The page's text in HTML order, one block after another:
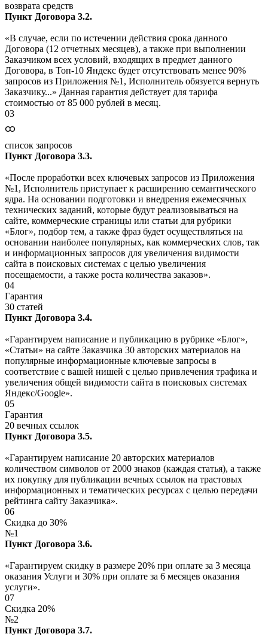
возврата средств
Пункт Договора 3.2.
«В случае, если по истечении действия срока данного
Договора (12 отчетных месяцев), а также при выполнении
Заказчиком всех условий, входящих в предмет данного
Договора, в Топ-10 Яндекс будет отсутствовать менее 90%
запросов из Приложения №1, Исполнитель обязуется вернуть
Заказчику...» Данная гарантия действует для тарифа
стоимостью от 85 000 рублей в месяц.
03
ထ
список запросов
Пункт Договора 3.3.
«После проработки всех ключевых запросов из Приложения
№1, Исполнитель приступает к расширению семантического
ядра. На основании подготовки и внедрения ежемесячных
технических заданий, которые будут реализовываться на
сайте, коммерческие страницы или статьи для рубрики
«Блог», подбор тем, а также фраз будет осуществляться на
основании наиболее популярных, как коммерческих слов, так
и информационных запросов для увеличения видимости
сайта в поисковых системах с целью увеличения
посещаемости, а также роста количества заказов».
04
Гарантия
30 статей
Пункт Договора 3.4.
«Гарантируем написание и публикацию в рубрике «Блог»,
«Статьи» на сайте Заказчика 30 авторских материалов на
популярные информационные ключевые запросы в
соответствие с вашей нишей с целью привлечения трафика и
увеличения общей видимости сайта в поисковых системах
Яндекс/Google».
05
Гарантия
20 вечных ссылок
Пункт Договора 3.5.
«Гарантируем написание 20 авторских материалов
количеством символов от 2000 знаков (каждая статья), а также
их покупку для публикации вечных ссылок на трастовых
информационных и тематических ресурсах с целью передачи
рейтинга сайту Заказчика».
06
Скидка до 30%
№1
Пункт Договора 3.6.
«Гарантируем скидку в размере 20% при оплате за 3 месяца
оказания Услуги и 30% при оплате за 6 месяцев оказания
услуги».
07
Скидка 20%
№2
Пункт Договора 3.7.